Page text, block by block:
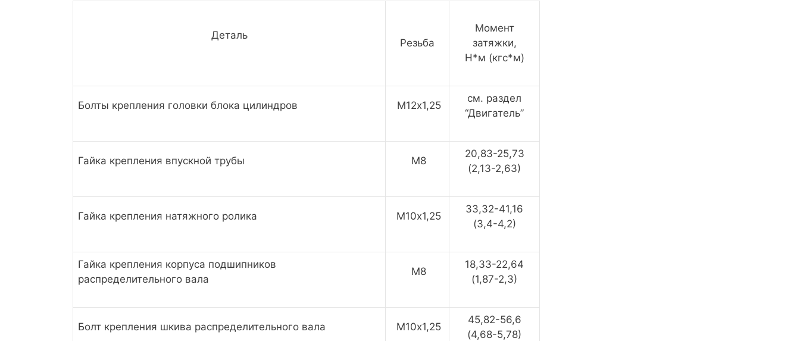
Деталь
Резьба
Момент
затяжки,
H*м (кгс*м)
Болты крепления головки блока цилиндров M12х1,25
см. раздел
“Двигатель”
Гайка крепления впускной трубы М8
20,83-25,73
(2,13-2,63)
Гайка крепления натяжного ролика М10х1,25
33,32-41,16
(3,4-4,2)
Гайка крепления корпуса подшипников
распределительного вала
М8
18,33-22,64
(1,87-2,3)
Болт крепления шкива распределительного вала М10х1,25
45,82-56,6
(4,68-5,78)